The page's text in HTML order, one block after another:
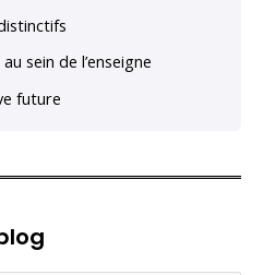
sein de l’enseigne
future